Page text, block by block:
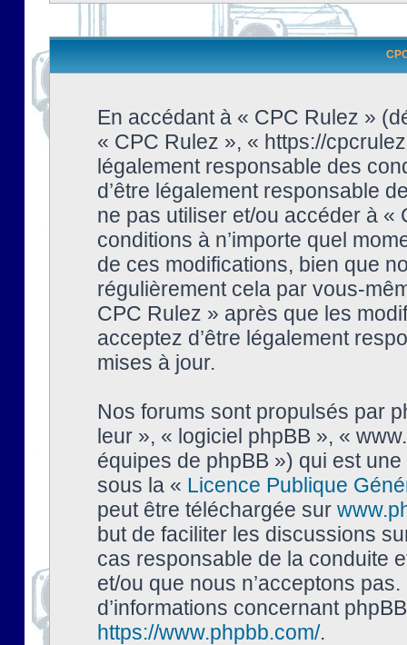
En accédant à « CPC Rulez »
« CPC Rulez », « https://
légalement responsable des
d’être légalement responsable
ne pas utiliser et/ou accéder à
conditions à n’importe quel
de ces modifications, bien que
régulièrement cela par vous-
CPC Rulez » après que les
acceptez d’être légalement
mises à jour.
Nos forums sont propulsés par
leur », « logiciel phpBB », «
équipes de phpBB ») qui est
sous la « Licence Publique
peut être téléchargée sur
but de faciliter les discussions
cas responsable de la conduite
et/ou que nous n’acceptons
d’informations concernant
https://www.phpbb.com/.